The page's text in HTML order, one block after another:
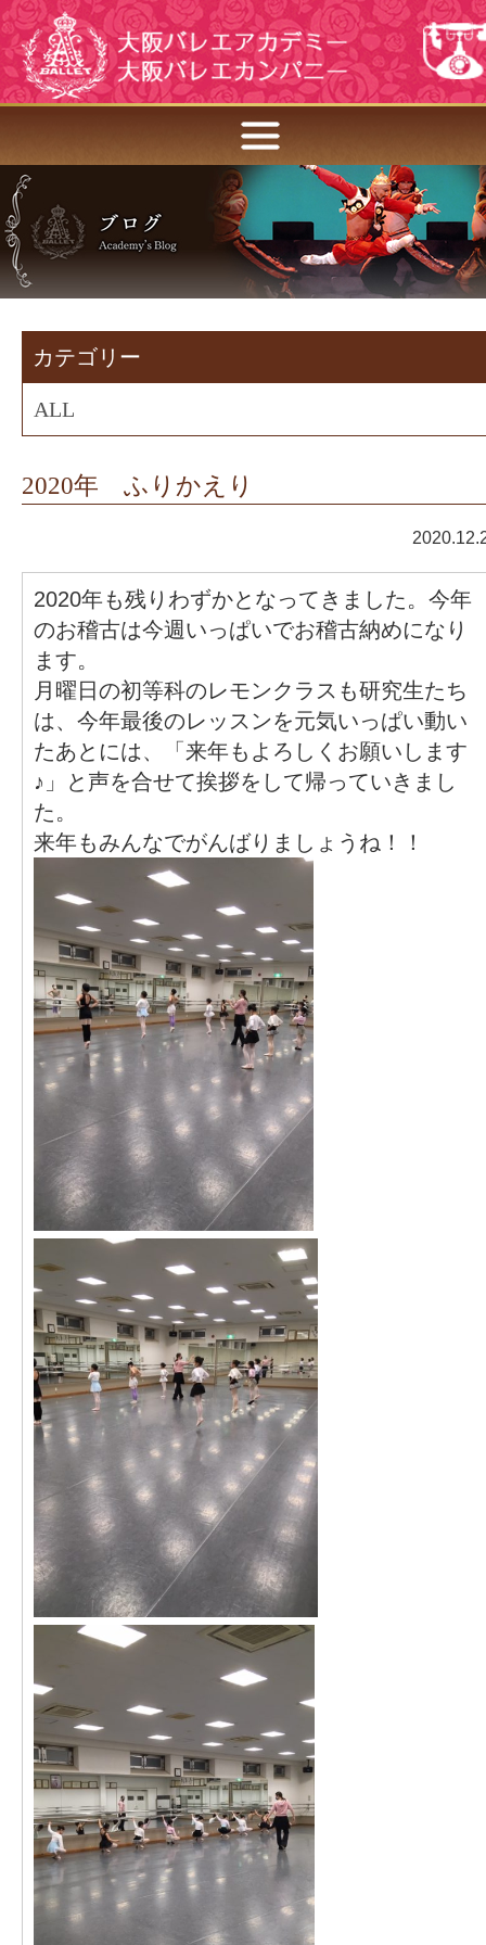
カテゴリー
ALL
2020年 ふりかえり
2020年も残りわずかとなってきました。今年
のお稽古は今週いっぱいでお稽古納めになり
ます。
月曜日の初等科のレモンクラスも研究生たち
は、今年最後のレッスンを元気いっぱい動い
たあとには、「来年もよろしくお願いします
♪」と声を合せて挨拶をして帰っていきまし
た。
来年もみんなでがんばりましょうね！！